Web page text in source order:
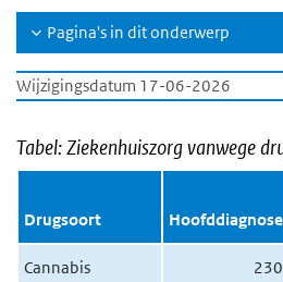
Pagina's in dit onderwerp
Wijzigingsdatum 17-06-2026
Tabel: Ziekenhuiszorg vanwege
Drugsoort Hoofddiagnose
Cannabis 230